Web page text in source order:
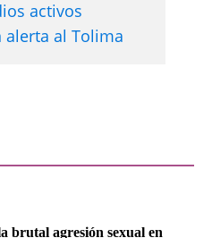
activos
al Tolima
brutal agresión sexual en